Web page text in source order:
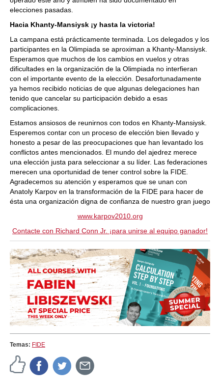
elecciones pasadas.
Hacia Khanty-Mansiysk ¡y hasta la victoria!
La campana está prácticamente terminada. Los delegados y los
participantes en la Olimpiada se aproximan a Khanty-Mansiysk.
Esperamos que muchos de los cambios en vuelos y otras
dificultades en la organización de la Olimpiada no interfieran
con el importante evento de la elección. Desafortunadamente
ya hemos recibido noticias de que algunas delegaciones han
tenido que cancelar su participación debido a esas
complicaciones.
Estamos ansiosos de reunirnos con todos en Khanty-Mansiysk.
Esperemos contar con un proceso de elección bien llevado y
honesto a pesar de las preocupaciones que han levantado los
conflictos antes mencionados. El mundo del ajedrez merece
una elección justa para seleccionar a su líder. Las federaciones
merecen una oportunidad de tener control sobre la FIDE.
Agradecemos su atención y esperamos que se unan con
Anatoly Karpov en la transformación de la FIDE para hacer de
ésta una organización digna de confianza de nuestro gran juego
www.karpov2010.org
Contacte con Richard Conn Jr. ¡para unirse al equipo ganador!
Temas: FIDE